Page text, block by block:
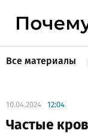
Все материалы
10.04.2024 12:04
Частые